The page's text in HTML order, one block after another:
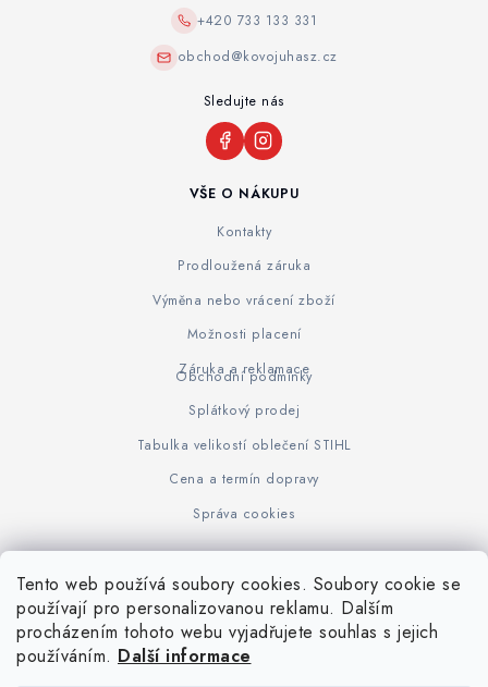
Tento web používá soubory cookies. Soubory cookie se
používají pro personalizovanou reklamu. Dalším
procházením tohoto webu vyjadřujete souhlas s jejich
používáním. Další informace
VŠE O NÁKUPU
Kontakty
Prodloužená záruka
Výměna nebo vrácení zboží
Možnosti placení
Záruka a reklamace
Obchodní podmínky
Splátkový prodej
Tabulka velikostí oblečení STIHL
Cena a termín dopravy
Správa cookies
+420 733 133 331
obchod@kovojuhasz.cz
Sledujte nás
www.KOVOJUHASZ.cz Výrobce STIHL STIHL Timbersport